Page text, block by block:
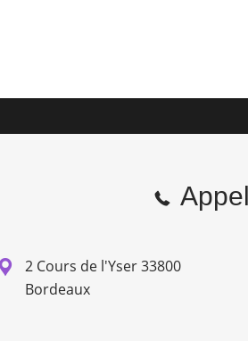
2 Cours de l'Yser 33800
Bordeaux